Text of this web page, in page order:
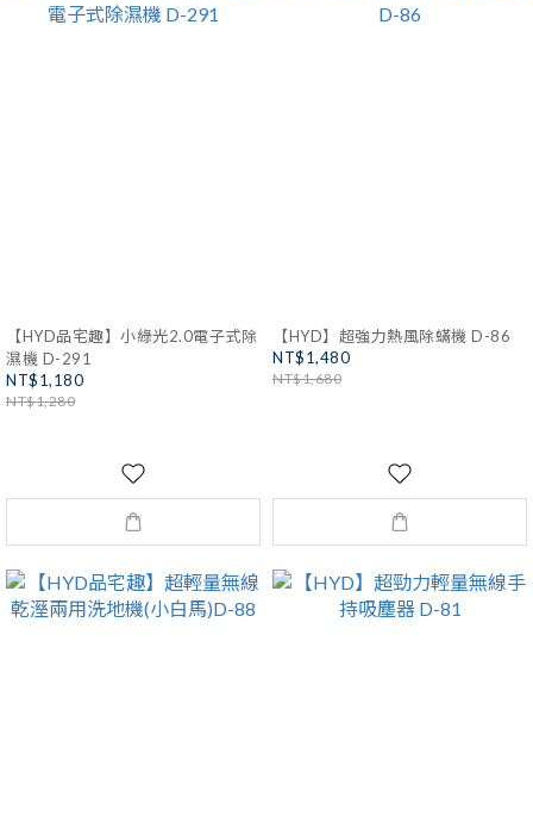
【HYD品宅趣】小綠光2.0電子式除
濕機 D-291
NT$1,180
NT$1,280
【HYD】超強力熱風除蟎機 D-86
NT$1,480
NT$1,680